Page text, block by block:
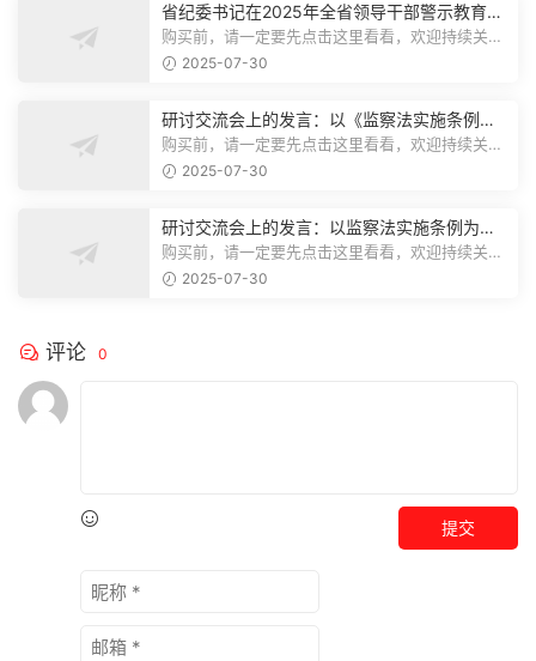
省纪委书记在2025年全省领导干部警示教育会
上的讲话.1
购买前，请一定要先点击这里看看，欢迎持续关
注，精彩模板每天推送预览结束，本文...
2025-07-30
研讨交流会上的发言：以《监察法实施条例》
为纲,推动巡察工作高质量发展
购买前，请一定要先点击这里看看，欢迎持续关
注，精彩模板每天推送预览结束，本文...
2025-07-30
研讨交流会上的发言：以监察法实施条例为纲
推动巡察工作高质量发展
购买前，请一定要先点击这里看看，欢迎持续关
注，精彩模板每天推送预览结束，本文...
2025-07-30
评论 0
提交